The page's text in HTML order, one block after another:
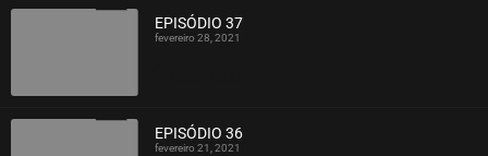
EPISÓDIO 37
fevereiro 28, 2021
EPISÓDIO 36
fevereiro 21, 2021